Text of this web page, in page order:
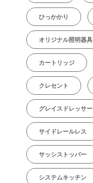
ひっかかり
オリジナル照明器具
カートリッジ
クレセント
グレイスドレッサー
サイドレールレス
サッシストッパー
システムキッチン